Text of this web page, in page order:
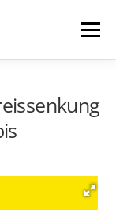
Menü